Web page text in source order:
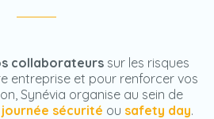
collaborateurs sur les risques
entreprise et pour renforcer vos
Synévia organise au sein de
journée sécurité ou safety day.